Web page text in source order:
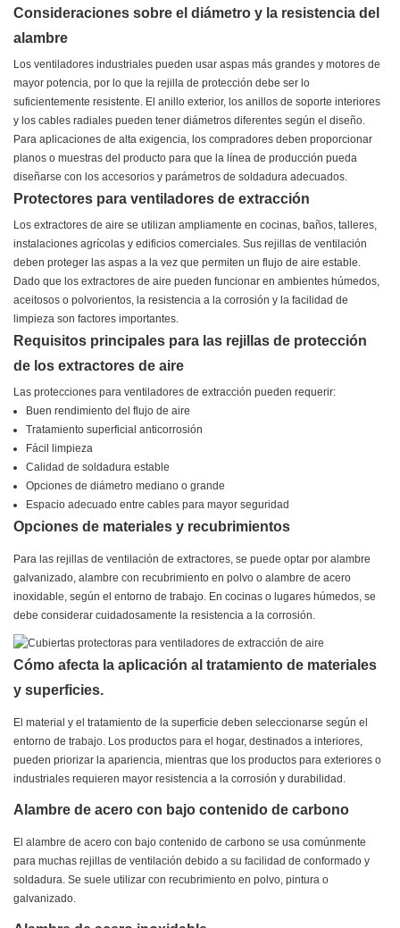
Consideraciones sobre el diámetro y la resistencia del
alambre
Los ventiladores industriales pueden usar aspas más grandes y motores de
mayor potencia, por lo que la rejilla de protección debe ser lo
suficientemente resistente. El anillo exterior, los anillos de soporte interiores
y los cables radiales pueden tener diámetros diferentes según el diseño.
Para aplicaciones de alta exigencia, los compradores deben proporcionar
planos o muestras del producto para que la línea de producción pueda
diseñarse con los accesorios y parámetros de soldadura adecuados.
Protectores para ventiladores de extracción
Los extractores de aire se utilizan ampliamente en cocinas, baños, talleres,
instalaciones agrícolas y edificios comerciales. Sus rejillas de ventilación
deben proteger las aspas a la vez que permiten un flujo de aire estable.
Dado que los extractores de aire pueden funcionar en ambientes húmedos,
aceitosos o polvorientos, la resistencia a la corrosión y la facilidad de
limpieza son factores importantes.
Requisitos principales para las rejillas de protección
de los extractores de aire
Las protecciones para ventiladores de extracción pueden requerir:
Buen rendimiento del flujo de aire
Tratamiento superficial anticorrosión
Fácil limpieza
Calidad de soldadura estable
Opciones de diámetro mediano o grande
Espacio adecuado entre cables para mayor seguridad
Opciones de materiales y recubrimientos
Para las rejillas de ventilación de extractores, se puede optar por alambre
galvanizado, alambre con recubrimiento en polvo o alambre de acero
inoxidable, según el entorno de trabajo. En cocinas o lugares húmedos, se
debe considerar cuidadosamente la resistencia a la corrosión.
Cómo afecta la aplicación al tratamiento de materiales
y superficies.
El material y el tratamiento de la superficie deben seleccionarse según el
entorno de trabajo. Los productos para el hogar, destinados a interiores,
pueden priorizar la apariencia, mientras que los productos para exteriores o
industriales requieren mayor resistencia a la corrosión y durabilidad.
Alambre de acero con bajo contenido de carbono
El alambre de acero con bajo contenido de carbono se usa comúnmente
para muchas rejillas de ventilación debido a su facilidad de conformado y
soldadura. Se suele utilizar con recubrimiento en polvo, pintura o
galvanizado.